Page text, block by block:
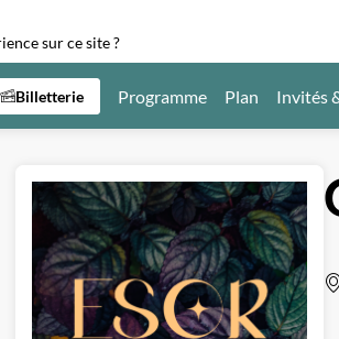
Billetterie Programme Plan Invités
sur ce site ?